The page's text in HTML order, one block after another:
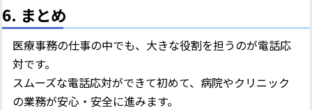
6. まとめ
医療事務の仕事の中でも、大きな役割を担うのが電話応
対です。
スムーズな電話応対ができて初めて、病院やクリニック
の業務が安心・安全に進みます。